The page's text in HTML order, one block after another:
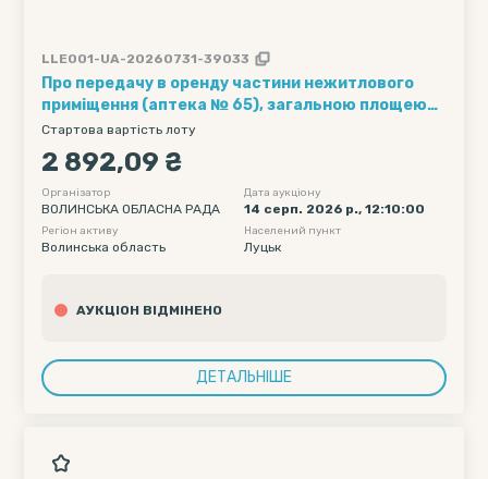
LLE001-UA-20260731-39033
Про передачу в оренду частини нежитлового
приміщення (аптека № 65), загальною площею
3,5 кв. м, що знаходиться за адресою: Волинська
обл., м. Луцьк, пр. Волі, 3 та обліковується на
балансі ДВТП «Волиньфармпостач»
Стартова вартість лоту
2 892,09 ₴
Організатор
ВОЛИНСЬКА ОБЛАСНА РАДА
Дата аукціону
14 серп. 2026 р., 12:10:00
Регіон активу
Волинська область
Населений пункт
Луцьк
АУКЦІОН ВІДМІНЕНО
ДЕТАЛЬНІШЕ